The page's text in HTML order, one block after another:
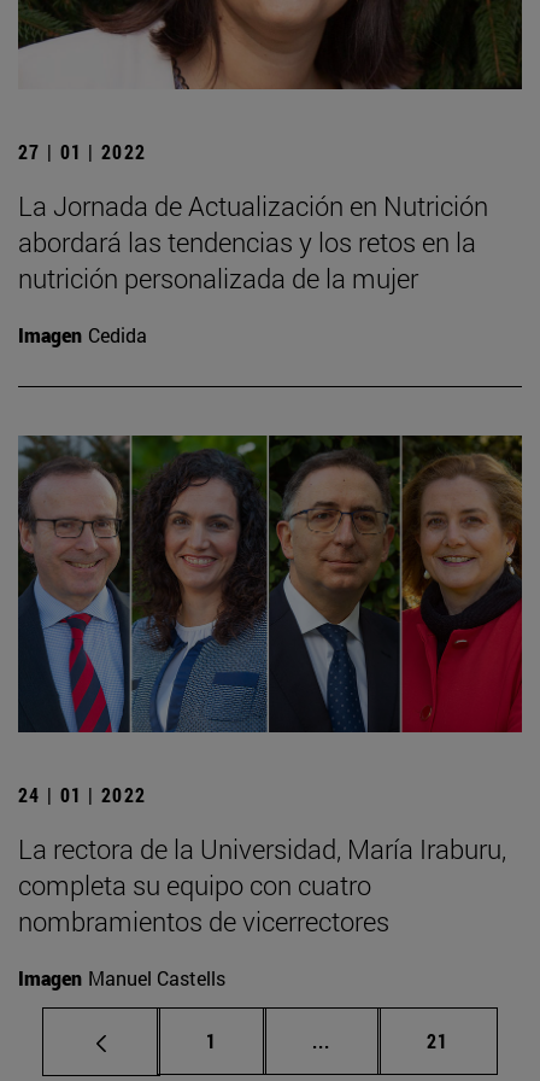
27 | 01 | 2022
La Jornada de Actualización en Nutrición
abordará las tendencias y los retos en la
nutrición personalizada de la mujer
Imagen Cedida
24 | 01 | 2022
La rectora de la Universidad, María Iraburu,
completa su equipo con cuatro
nombramientos de vicerrectores
Imagen Manuel Castells
Página
1 ... Páginas intermedias
Página
21